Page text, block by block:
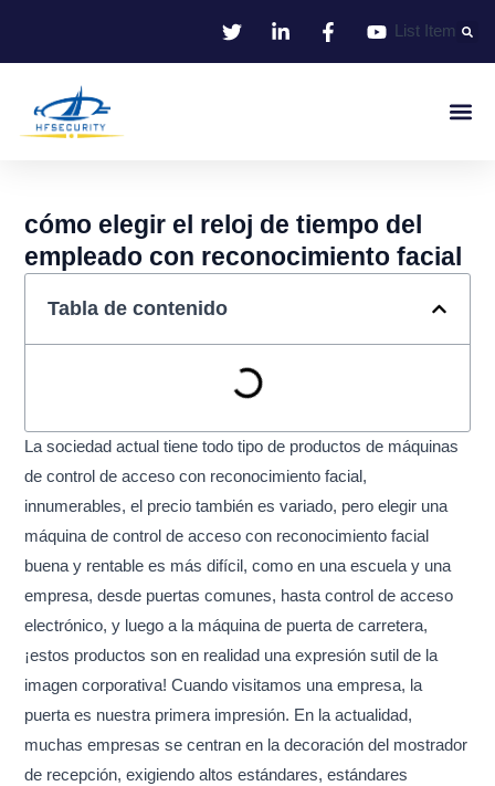
List Item
cómo elegir el reloj de tiempo del
empleado con reconocimiento facial
Tabla de contenido
La sociedad actual tiene todo tipo de productos de máquinas
de control de acceso con reconocimiento facial,
innumerables, el precio también es variado, pero elegir una
máquina de control de acceso con reconocimiento facial
buena y rentable es más difícil, como en una escuela y una
empresa, desde puertas comunes, hasta control de acceso
electrónico, y luego a la máquina de puerta de carretera,
¡estos productos son en realidad una expresión sutil de la
imagen corporativa! Cuando visitamos una empresa, la
puerta es nuestra primera impresión. En la actualidad,
muchas empresas se centran en la decoración del mostrador
de recepción, exigiendo altos estándares, estándares